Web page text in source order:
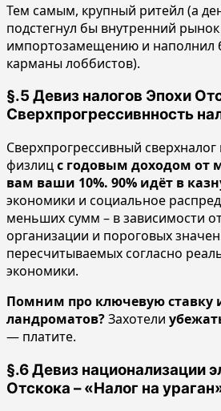
Тем самым, крупный ритейл (а
подстегнул бы внутренний
импортозамещению и наполнил
карманы лоббистов).
§.5 Девиз налогов Эпохи
Сверхпрогрессивнность
Сверхпрогрессивный
физлицс годовым доходом от
вам ваши 10%. 90% идёт в
экономики и социальное
меньших сумм – в зависимости
организации и пороговых
пересчитываемых согласно
экономики.
Помним про ключевую ставку
ландроматов?Захотели
— платите.
§.6 Девиз национализации
Отскока – «Налог на